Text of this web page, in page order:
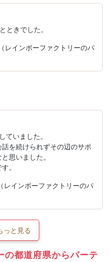
ときでした。
インボーファクトリーのパ
ていました。
を続けられずその辺のサポ
思いました。
。
インボーファクトリーのパ
っと見る
の都道府県からパーテ